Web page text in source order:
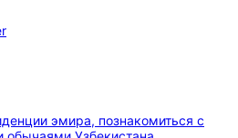
эмира, познакомиться с